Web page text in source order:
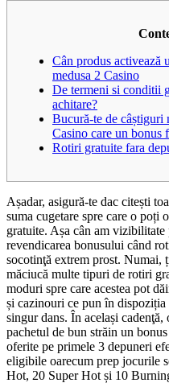
Cân produs activează
medusa 2 Casino
De termeni si conditii
achitare?
Bucură-te de câștiguri
Casino care un bonus
Rotiri gratuite fara
Așadar, asigură-te dac citești
suma cugetare spre care o
gratuite. Așa cân am vizibilitate
revendicarea bonusului când
socotinţă extrem prost. Numai,
măciucă multe tipuri de rotiri
moduri spre care acestea pot
și cazinouri ce pun în
singur dans. În același
pachetul de bun străin un
oferite pe primele 3 depuneri
eligibile oarecum prep jocurile
Hot, 20 Super Hot și 10